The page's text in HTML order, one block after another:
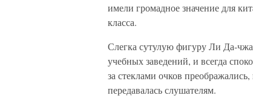
имели громадное значение для
класса.
Слегка сутулую фигуру Ли Да-
учебных заведений, и всегда
за стеклами очков
передавалась слушателям.